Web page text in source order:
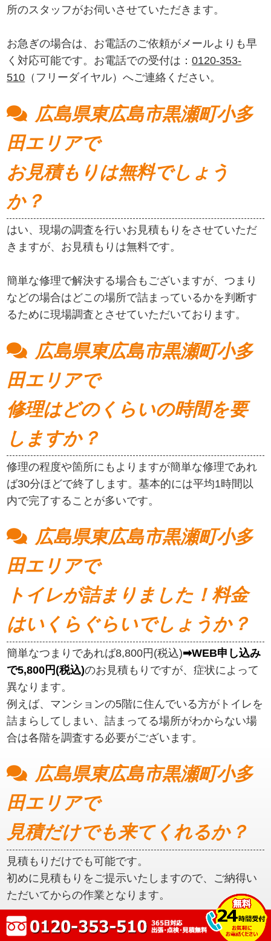
所のスタッフがお伺いさせていただきます。
お急ぎの場合は、お電話のご依頼がメールよりも早
く対応可能です。お電話での受付は：0120-353-
510 （フリーダイヤル）へご連絡ください。
広島県東広島市黒瀬町小多
田エリアで
お見積もりは無料でしょう
か？
はい、現場の調査を行いお見積もりをさせていただ
きますが、お見積もりは無料です。
簡単な修理で解決する場合もございますが、つまり
などの場合はどこの場所で詰まっているかを判断す
るために現場調査とさせていただいております。
広島県東広島市黒瀬町小多
田エリアで
修理はどのくらいの時間を要
しますか？
修理の程度や箇所にもよりますが簡単な修理であれ
ば30分ほどで終了します。基本的には平均1時間以
内で完了することが多いです。
広島県東広島市黒瀬町小多
田エリアで
トイレが詰まりました！料金
はいくらぐらいでしょうか？
簡単なつまりであれば8,800円(税込)➡WEB申し込み
で5,800円(税込)のお見積もりですが、症状によって
異なります。
例えば、マンションの5階に住んでいる方がトイレを
詰まらしてしまい、詰まってる場所がわからない場
合は各階を調査する必要がございます。
広島県東広島市黒瀬町小多
田エリアで
見積だけでも来てくれるか？
見積もりだけでも可能です。
初めに見積もりをご提示いたしますので、ご納得い
ただいてからの作業となります。
広島県東広島市黒瀬町小多